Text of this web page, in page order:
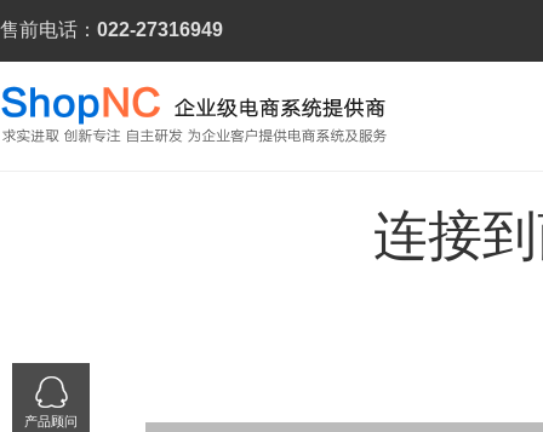
售前电话： 022-27316949
连接
产品顾问